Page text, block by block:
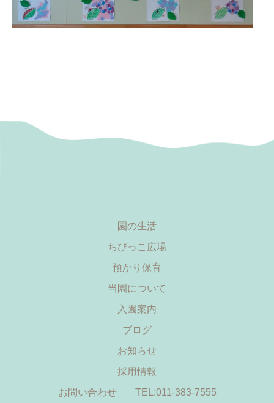
園の生活
ちびっこ広場
預かり保育
当園について
入園案内
ブログ
お知らせ
採用情報
お問い合わせ
TEL:011-383-7555